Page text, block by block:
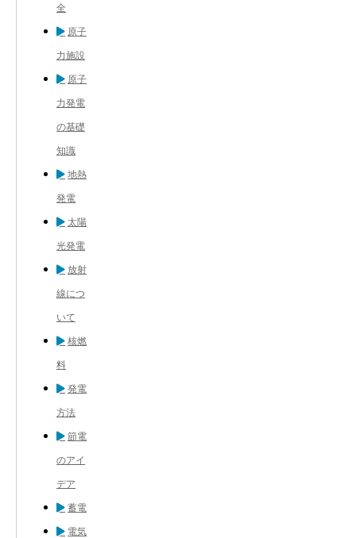
全
原子
力施設
原子
力発電
の基礎
知識
地熱
発電
太陽
光発電
放射
線につ
いて
核燃
料
発電
方法
節電
のアイ
デア
蓄電
電気